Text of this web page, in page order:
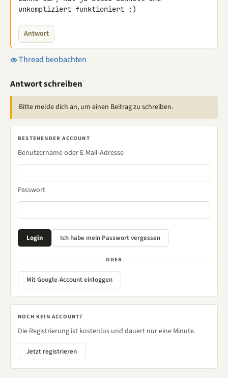
unkompliziert funktioniert :)
Antwort
Thread beobachten
Antwort schreiben
Bitte melde dich an, um einen Beitrag zu schreiben.
BESTEHENDER ACCOUNT
Benutzername oder E-Mail-Adresse
Passwort
ODER
Mit Google-Account einloggen
NOCH KEIN ACCOUNT?
Die Registrierung ist kostenlos und dauert nur eine Minute.
Jetzt registrieren